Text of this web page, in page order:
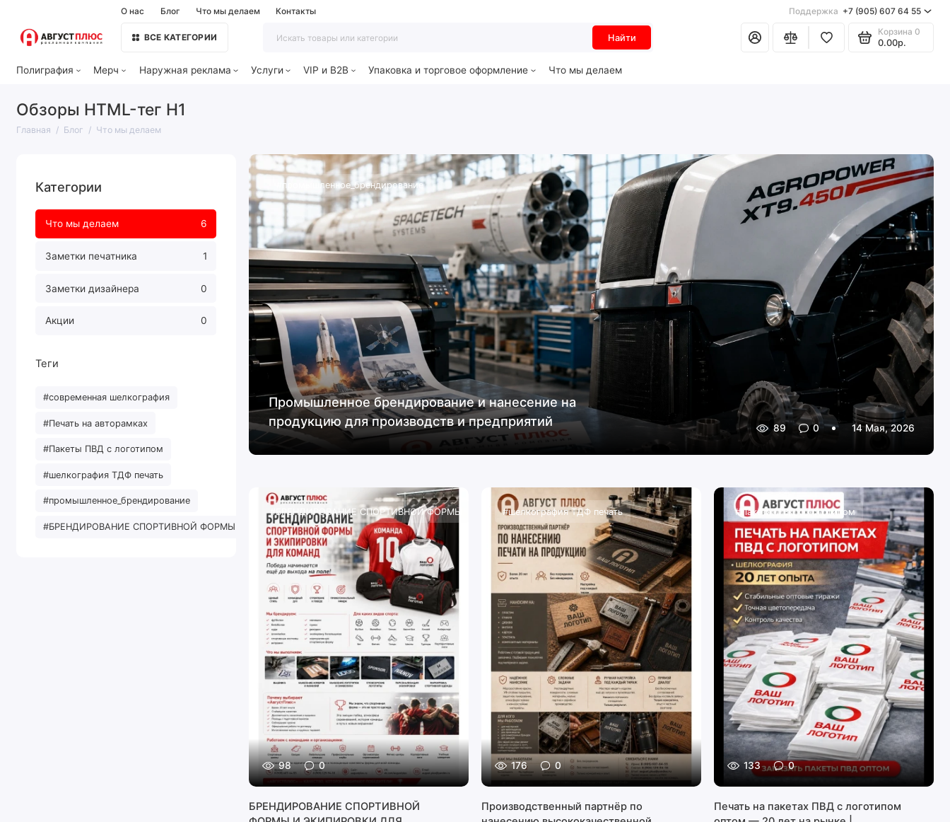
О нас Блог Что мы делаем Контакты Поддержка +7 (905) 607 64 55
ВСЕ КАТЕГОРИИ Найти
Корзина 0
0.00р.
Полиграфия Мерч Наружная реклама Услуги VIP и B2B Упаковка и торговое оформление Что мы делаем
Обзоры HTML-тег H1
Главная Блог Что мы делаем
Категории
Что мы делаем 6
Заметки печатника 1
Заметки дизайнера 0
Акции 0
Теги
#современная шелкография
#Печать на авторамках
#Пакеты ПВД с логотипом
#шелкография ТДФ печать
#промышленное_брендирование
#БРЕНДИРОВАНИЕ СПОРТИВНОЙ ФОРМЫ
#промышленное_брендирование
89 0 14 Мая, 2026
Промышленное брендирование и нанесение на
продукцию для производств и предприятий
#БРЕНДИРОВАНИЕ СПОРТИВНОЙ ФОРМЫ
98 0
БРЕНДИРОВАНИЕ СПОРТИВНОЙ
#шелкография ТДФ печать
176 0
Производственный партнёр по
#Пакеты ПВД с логотипом
133 0
Печать на пакетах ПВД с логотипом